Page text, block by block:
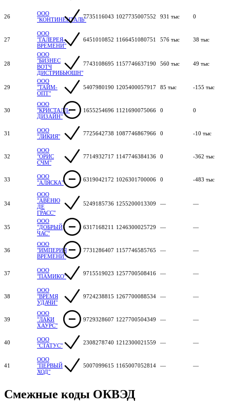
26
ООО
"КОНТИНЕНТАЛЬ"7735116043 1027735007552 931 тыс 0
27
ООО
"ГАЛЕРЕЯ-
ВРЕМЕНИ"
6451010852 1166451080751 576 тыс 38 тыс
28
ООО
"БИЗНЕС
ВОТЧ
ДИСТРИБЬЮШН"
7743108695 1157746637190 560 тыс 49 тыс
29
ООО
"ТАЙМ-
ОПТ"
5407980190 1205400057917 85 тыс -155 тыс
30
ООО
"КРИСТАЛЛ-
ДИЗАЙН"
1655254696 1121690075066 0 0
31
ООО
"ЛИКИЯ"
7725642738 1087746867966 0 -10 тыс
32
ООО
"ОРИС
СЧМ"
7714932717 1147746384136 0 -362 тыс
33
ООО
"АЛЯСКА"
6319042172 1026301700006 0 -483 тыс
34
ООО
"АВЕНЮ
ДЕ
ГРАСС"
5249185736 1255200013309 — —
35
ООО
"ДОБРЫЙ
ЧАС"
6317168211 1246300025729 — —
36
ООО
"ИМПЕРИЯ
ВРЕМЕНИ"
7731286407 1157746585765 — —
37
ООО
"ПАМИКО"
9715519023 1257700508416 — —
38
ООО
"ВРЕМЯ
УДАЧИ"
9724238815 1267700088534 — —
39
ООО
"ЛАКИ
ХАУРС"
9729328607 1227700504349 — —
40
ООО
"СТАТУС"
2308278740 1212300021559 — —
41
ООО
"ПЕРВЫЙ
ХОД"
5007099615 1165007052814 — —
Смежные коды ОКВЭД